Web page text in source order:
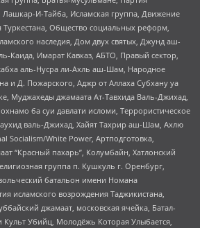
Лашкар-И-Тайба, Исламская группа, Движение
Туркестана, Общество социальных реформ,
наследия, Дом двух святых, Джунд аш-
Каида, Имарат Кавказ, АБТО, Правый сектор,
аль-Нусра ли-Ахль аш-Шам, Народное
и Д. Пожарского, Аджр от Аллаха Субхану уа
Муджахеды джамаата Ат-Тавхида Валь-Джихад,
ба суи давлати исломи, Террористическое
валь-Джихад, Хайят Тахрир аш-Шам, Ахлю
Socialism/White Power, Артподготовка,
“Красный пахарь”, Колумбайн, Хатлонский
группа п. Кушкуль г. Оренбург,
батальон имени Номана
исламского возрождения Таджикистана,
джамаат, московская ячейка, Батал-
Убийц, Молодёжь Которая Улыбается,